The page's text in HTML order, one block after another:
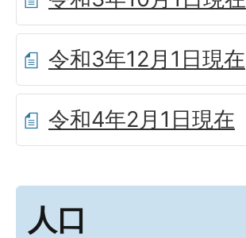
令和3年12月1日現在
令和4年2月1日現在
人口